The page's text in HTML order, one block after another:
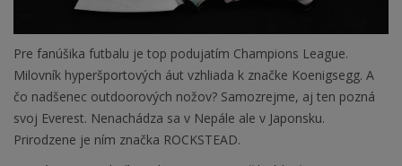
Pre fanúšika futbalu je top podujatím Champions League.
Milovník hyperšportových áut vzhliada k značke Koenigsegg. A
čo nadšenec outdoorových nožov? Samozrejme, aj ten pozná
svoj Everest. Nenachádza sa v Nepále ale v Japonsku.
Prirodzene je ním značka ROCKSTEAD.